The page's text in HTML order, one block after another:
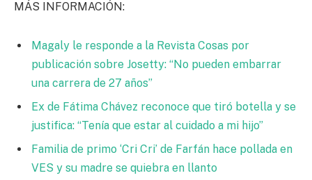
MÁS INFORMACIÓN:
Magaly le responde a la Revista Cosas por
publicación sobre Josetty: “No pueden embarrar
una carrera de 27 años”
Ex de Fátima Chávez reconoce que tiró botella y se
justifica: “Tenía que estar al cuidado a mi hijo”
Familia de primo ‘Cri Cri’ de Farfán hace pollada en
VES y su madre se quiebra en llanto